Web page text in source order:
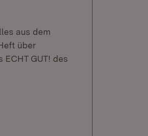
aus dem
über
GUT! des